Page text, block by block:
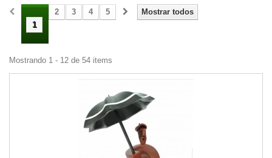
Mostrar todos
1
2 3 4 5
Mostrando 1 - 12 de 54 items